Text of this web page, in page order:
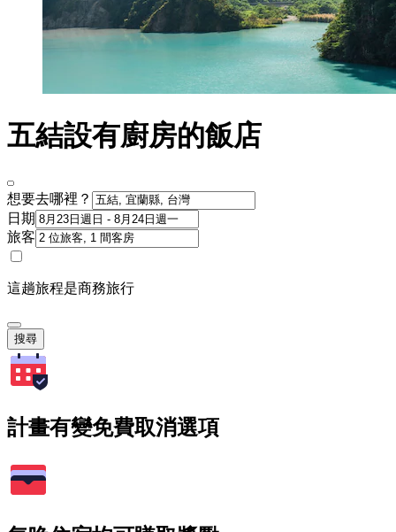
五結設有廚房的飯店
想要去哪裡？
日期
旅客
這趟旅程是商務旅行
搜尋
計畫有變免費取消選項